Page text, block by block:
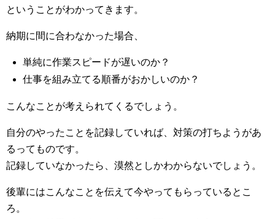
ということがわかってきます。
納期に間に合わなかった場合、
単純に作業スピードが遅いのか？
仕事を組み立てる順番がおかしいのか？
こんなことが考えられてくるでしょう。
自分のやったことを記録していれば、対策の打ちようがあ
るってものです。
記録していなかったら、漠然としかわからないでしょう。
後輩にはこんなことを伝えて今やってもらっているとこ
ろ。